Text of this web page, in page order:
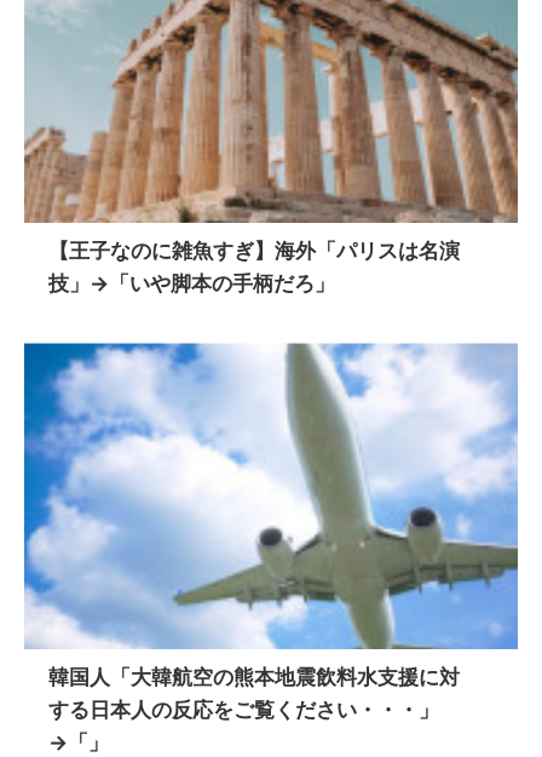
【王子なのに雑魚すぎ】海外「パリスは名演
技」→「いや脚本の手柄だろ」
韓国人「大韓航空の熊本地震飲料水支援に対
する日本人の反応をご覧ください・・・」
→「」